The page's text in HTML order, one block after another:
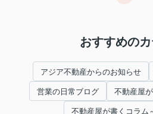
おすすめのカ
アジア不動産からのお知らせ
営業の日常ブログ 不動産屋
不動産屋が書くコラム